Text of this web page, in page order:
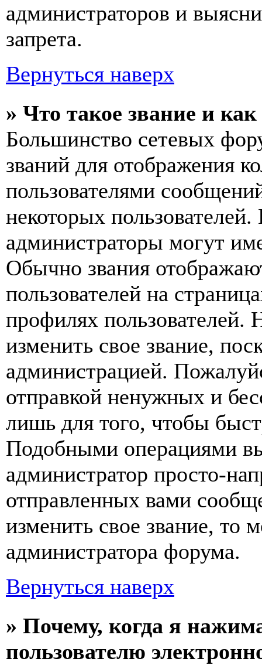
администраторов и
запрета.
Вернуться наверх
» Что такое звание и
Большинство сетевых
званий для отображения
пользователями
некоторых
администраторы могут
Обычно звания
пользователей на
профилях
изменить свое звание,
администрацией.
отправкой ненужных и
лишь для того, чтобы
Подобными операциями
администратор просто-
отправленных вами
изменить свое звание, то
администратора форума.
Вернуться наверх
» Почему, когда я
пользователю